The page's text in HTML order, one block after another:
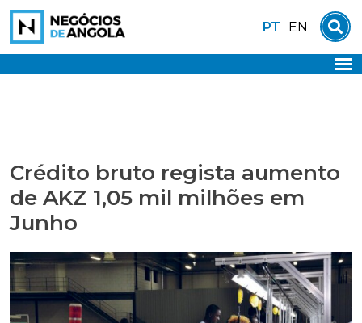
Skip
content
PT EN
Crédito bruto regista aumento
de AKZ 1,05 mil milhões em
Junho